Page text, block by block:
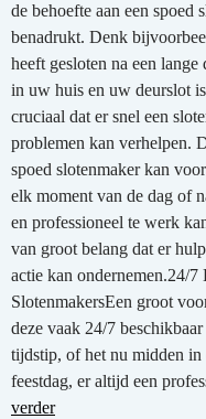
de behoefte aan een spoed
benadrukt. Denk
heeft gesloten na een
in uw huis en uw deurslot
cruciaal dat er snel een
problemen kan verhelpen.
spoed slotenmaker kan
elk moment van de dag of
en professioneel te werk
van groot belang dat er
actie kan ondernemen.24/
SlotenmakersEen groot
deze vaak 24/7
tijdstip, of het nu midden in
feestdag, er altijd een
verder